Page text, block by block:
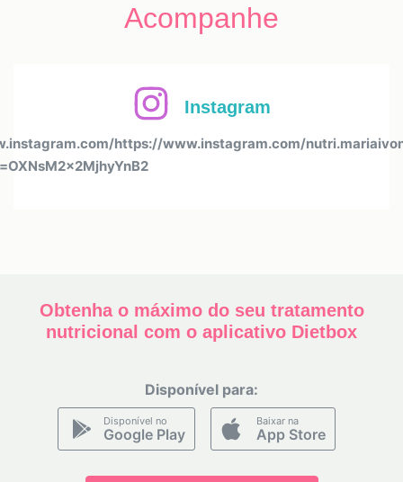
Acompanhe
Instagram
https://www.instagram.com/
Obtenha o máximo do seu tratamento
nutricional com o aplicativo Dietbox
Disponível para:
Disponível no
Google Play
Baixar na
App Store